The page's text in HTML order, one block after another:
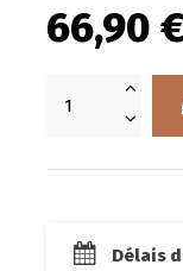
66,90
Délais